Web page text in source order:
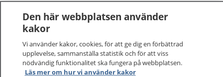
Den här webbplatsen använder
kakor
Vi använder kakor, cookies, för att ge dig en förbättrad
upplevelse, sammanställa statistik och för att viss
nödvändig funktionalitet ska fungera på webbplatsen.
Läs mer om hur vi använder kakor